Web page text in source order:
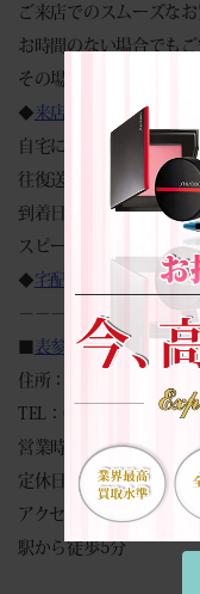
ご来店でのスムーズな
お時間のない場合でもご
その場で現金買取致しま
◆ 来店買取予約フォーム
自宅にいながらカンタ
往復送料無料・キャン
到着日に査定 → 即日振
スピーディーに対応致し
◆宅配買取申込みフォ
－－－－－－－－－－
表参道本店■
住所：東京都渋谷区神
TEL：03-6427-9300
営業時間：（平日）
定休日：土曜日・日曜日
アクセス：明治神宮前
駅から徒歩5分